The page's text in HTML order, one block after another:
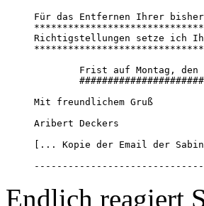
Für das Entfernen Ihrer
Richtigstellungen setze ich
Frist auf Montag,
Mit freundlichem Gruß
Aribert Deckers
[... Kopie der Email der
Endlich reagiert